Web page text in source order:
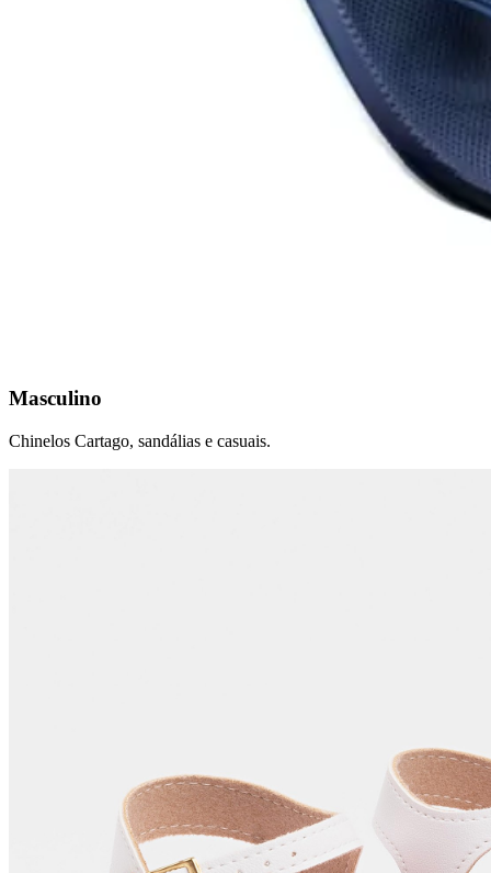
Masculino
Chinelos Cartago, sandálias e casuais.